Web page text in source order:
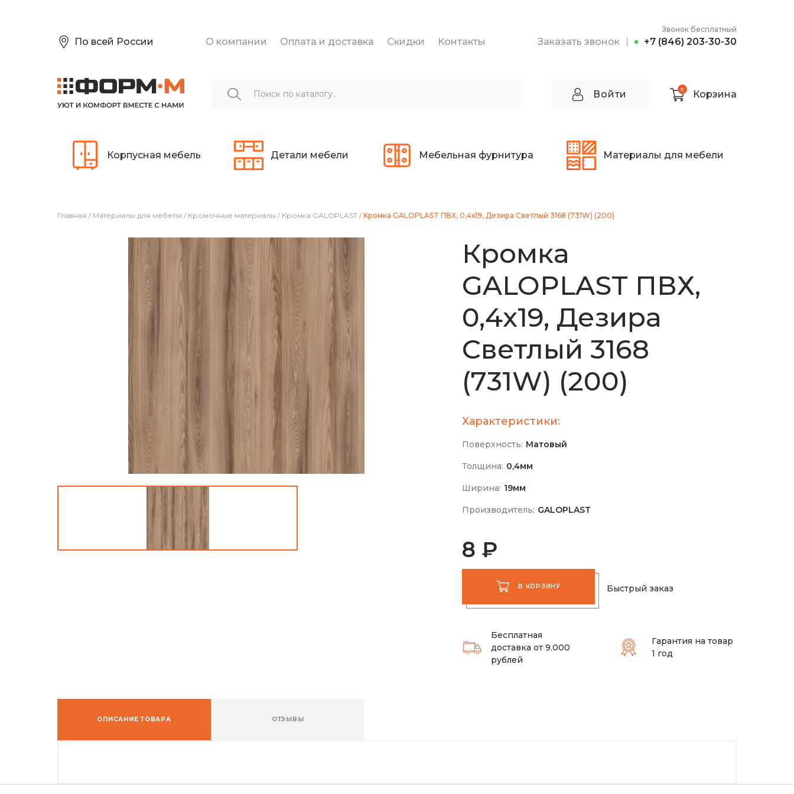
По всей России О компании Оплата и доставка Скидки Контакты Заказать звонок
Звонок бесплатный
+7 (846) 203-30-30
Войти 0 Корзина
Корпусная мебель Детали мебели Мебельная фурнитура Материалы для мебели
Главная / Материалы для мебели / Кромочные материалы / Кромка GALOPLAST / Кромка GALOPLAST ПВХ, 0,4х19, Дезира Светлый 3168 (731W) (200)
Кромка
GALOPLAST ПВХ,
0,4х19, Дезира
Светлый 3168
(731W) (200)
Характеристики:
Поверхность: Матовый
Толщина: 0,4мм
Ширина: 19мм
Производитель: GALOPLAST
8 ₽
В КОРЗИНУ Быстрый заказ
Бесплатная
доставка от 9.000
рублей
Гарантия на товар
1 год
ОПИСАНИЕ ТОВАРА ОТЗЫВЫ